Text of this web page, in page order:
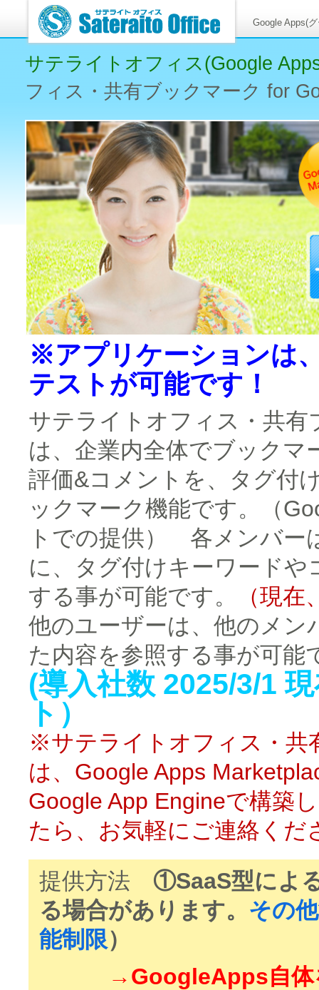
Google Apps(
サテライトオフィス(Google
フィス・共有ブックマーク for
※アプリケーションは
テストが可能です！
サテライトオフィス・共有
は、企業内全体でブックマ
評価&コメントを、タグ付
ックマーク機能です。（
トでの提供） 各メンバー
に、タグ付けキーワード
する事が可能です。
（現
他のユーザーは、他のメン
た内容を参照する事が可能
(導入社数 2025/3/1
ト ）
※サテライトオフィス・共
は、Google Apps
Google App Engineで構築
たら、お気軽にご連絡くだ
提供方法 ①SaaS型によ
る場合があります。 その
能制限）
→GoogleApps自体